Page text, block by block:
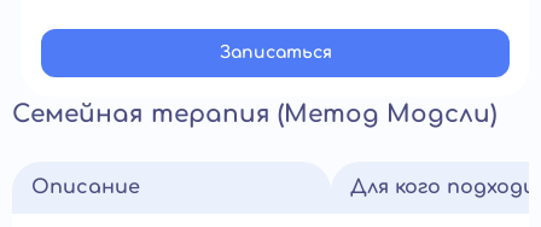
Записатьcя
Семейная терапия (Метод Модсли)
Описание Для кого